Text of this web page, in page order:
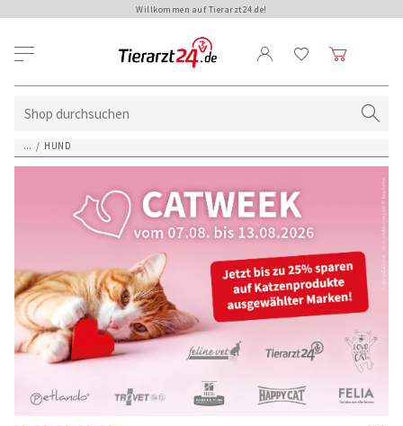
Willkommen auf Tierarzt24.de!
... / HUND